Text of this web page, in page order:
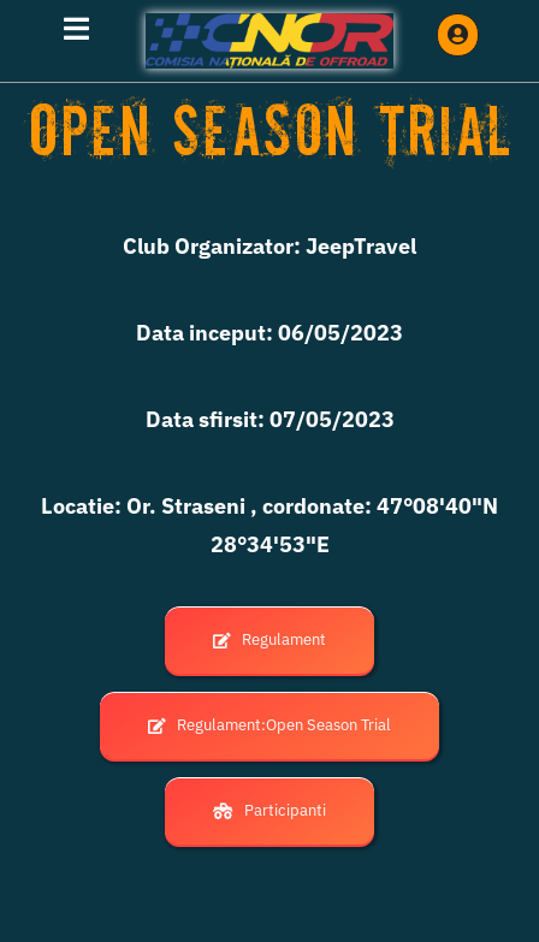
content
Toggle
Navigation
HOME
INREGISTRARE
Open Season Trial
Club Organizator: JeepTravel
Data inceput: 06/05/2023
Data sfirsit: 07/05/2023
Locatie: Or. Straseni , cordonate: 47°08'40"N
28°34'53"E
Regulament
Regulament:Open Season Trial
Participanti